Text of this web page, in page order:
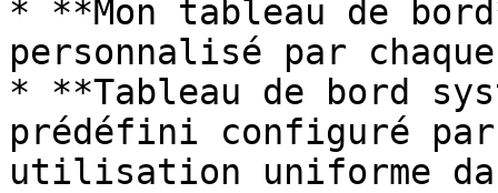
* **Mon tableau de
personnalisé par
* **Tableau de bord
prédéfini configuré
utilisation uniforme